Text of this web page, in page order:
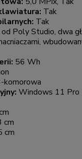
Tak
Tak
Poly Studio, dwa
56 Wh
komorowa
Windows 11 Pro
cm
cm